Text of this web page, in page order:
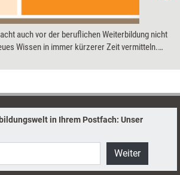
auch vor der beruflichen Weiterbildung nicht
Wissen in immer kürzerer Zeit vermitteln.
– als aktive Lernhandlung ebenso wie
in Ihrem Postfach: Unser
Weiter